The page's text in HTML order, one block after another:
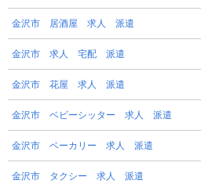
金沢市 居酒屋 求人 派遣
金沢市 求人 宅配 派遣
金沢市 花屋 求人 派遣
金沢市 ベビーシッター 求人 派遣
金沢市 ベーカリー 求人 派遣
金沢市 タクシー 求人 派遣